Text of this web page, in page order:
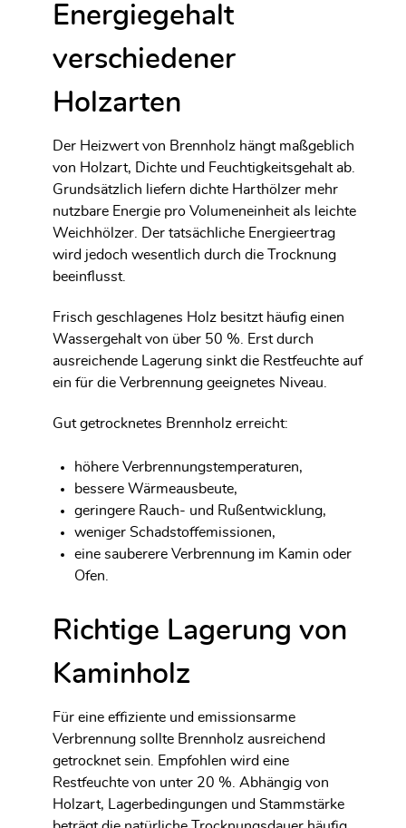
Energiegehalt
verschiedener
Holzarten
Der Heizwert von Brennholz hängt maßgeblich
von Holzart, Dichte und Feuchtigkeitsgehalt ab.
Grundsätzlich liefern dichte Harthölzer mehr
nutzbare Energie pro Volumeneinheit als leichte
Weichhölzer. Der tatsächliche Energieertrag
wird jedoch wesentlich durch die Trocknung
beeinflusst.
Frisch geschlagenes Holz besitzt häufig einen
Wassergehalt von über 50 %. Erst durch
ausreichende Lagerung sinkt die Restfeuchte auf
ein für die Verbrennung geeignetes Niveau.
Gut getrocknetes Brennholz erreicht:
höhere Verbrennungstemperaturen,
bessere Wärmeausbeute,
geringere Rauch- und Rußentwicklung,
weniger Schadstoffemissionen,
eine sauberere Verbrennung im Kamin oder
Ofen.
Richtige Lagerung von
Kaminholz
Für eine effiziente und emissionsarme
Verbrennung sollte Brennholz ausreichend
getrocknet sein. Empfohlen wird eine
Restfeuchte von unter 20 %. Abhängig von
Holzart, Lagerbedingungen und Stammstärke